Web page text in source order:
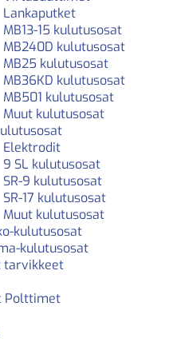
Lankaputket
MB13-15 kulutusosat
MB240D kulutusosat
MB25 kulutusosat
MB36KD kulutusosat
MB501 kulutusosat
Muut kulutusosat
Elektrodit
9 SL kulutusosat
SR-9 kulutusosat
SR-17 kulutusosat
Muut kulutusosat
kulutusosat
kulutusosat
tarvikkeet
Polttimet